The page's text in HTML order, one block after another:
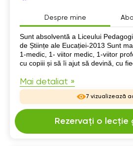
Despre mine
Despre mine
Sunt absolventă a Liceului
de Științe ale Eucației-2013 Sunt
1-medic, 1- viitor medic, 1-viitor
cu copiii și să îi ajut să devină, cu
Mai detaliat »
7 vizualizează
Rezervați o lecție